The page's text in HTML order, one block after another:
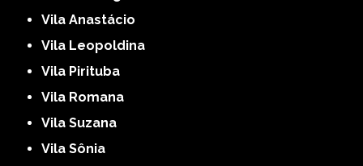
Vila Anastácio
Vila Leopoldina
Vila Pirituba
Vila Romana
Vila Suzana
Vila Sônia